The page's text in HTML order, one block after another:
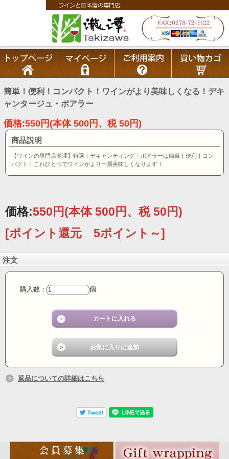
簡単！便利！コンパクト！ワインがより美味しくなる！デキ
ャンタージュ・ポアラー
価格:550円(本体 500円、税 50円)
商品説明
【ワインの専門店瀧澤】特選！デキャンティング・ポアラーは簡単！便利！コン
パクト！これひとつでワインがより一層美味しくなります！
価格:550円(本体 500円、税 50円)
[ポイント還元 5ポイント～]
注文
購入数： 個
返品についての詳細はこちら